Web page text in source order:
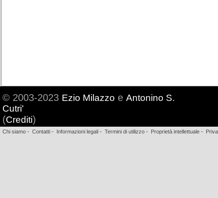
© 2003-2023 Ezio Milazzo e Antonino S.
Cutri'
(Crediti)
Chi siamo - Contatti - Informazioni legali - Termini di utilizzo - Proprietà intellettuale -